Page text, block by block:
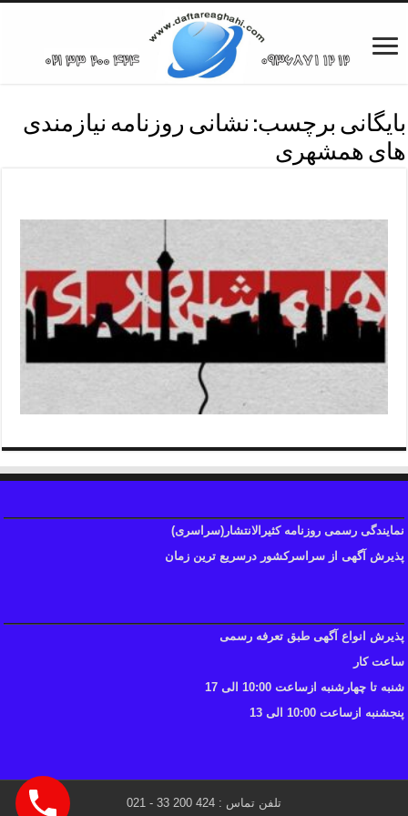
بایگانی برچسب: نشانی روزنامه نیازمندی
های همشهری
نمایندگی رسمی روزنامه کثیرالانتشار(سراسری)
پذیرش آگهی از سراسرکشور درسریع ترین زمان
پذیرش انواع آگهی طبق تعرفه رسمی
ساعت کار
شنبه تا چهارشنبه ازساعت 10:00 الی 17
پنجشنبه ازساعت 10:00 الی 13
تلفن تماس : 424 200 33 - 021